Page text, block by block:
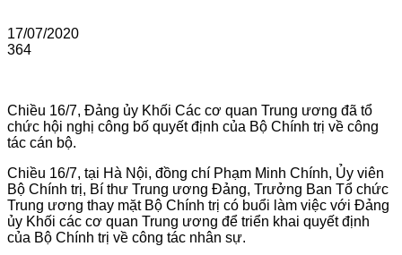
17/07/2020
364
Chiều 16/7, Đảng ủy Khối Các cơ quan Trung ương đã tổ
chức hội nghị công bố quyết định của Bộ Chính trị về công
tác cán bộ.
Chiều 16/7, tại Hà Nội, đồng chí Phạm Minh Chính, Ủy viên
Bộ Chính trị, Bí thư Trung ương Đảng, Trưởng Ban Tổ chức
Trung ương thay mặt Bộ Chính trị có buổi làm việc với Đảng
ủy Khối các cơ quan Trung ương để triển khai quyết định
của Bộ Chính trị về công tác nhân sự.